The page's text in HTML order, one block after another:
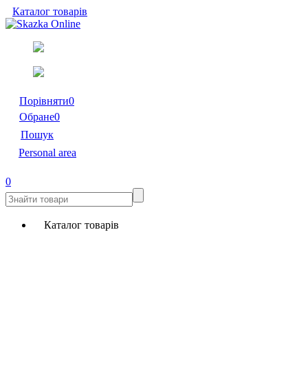
Каталог товарів
Порівняти0
Обране0
Пошук
Personal area
0
Каталог товарів